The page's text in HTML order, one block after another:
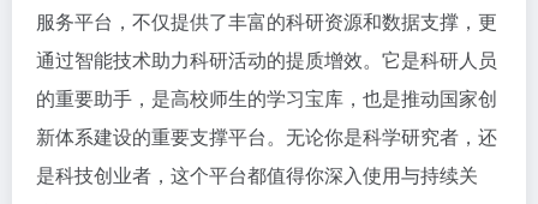
服务平台，不仅提供了丰富的科研资源和数据支撑，更
通过智能技术助力科研活动的提质增效。它是科研人员
的重要助手，是高校师生的学习宝库，也是推动国家创
新体系建设的重要支撑平台。无论你是科学研究者，还
是科技创业者，这个平台都值得你深入使用与持续关